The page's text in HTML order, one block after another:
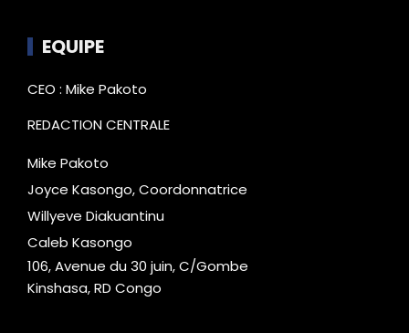
EQUIPE
CEO : Mike Pakoto
REDACTION CENTRALE
Mike Pakoto
Joyce Kasongo, Coordonnatrice
Willyeve Diakuantinu
Caleb Kasongo
106, Avenue du 30 juin, C/Gombe
Kinshasa, RD Congo